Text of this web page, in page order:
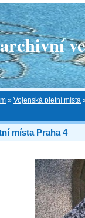
» Vojenská pietní místa
místa Praha 4